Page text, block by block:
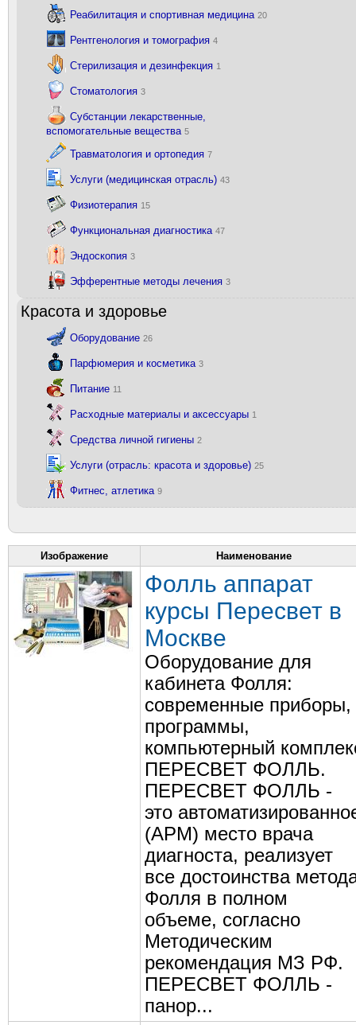
Реабилитация и спортивная медицина 20
Рентгенология и томография 4
Стерилизация и дезинфекция 1
Стоматология 3
Субстанции лекарственные,
вспомогательные вещества 5
Травматология и ортопедия 7
Услуги (медицинская отрасль) 43
Физиотерапия 15
Функциональная диагностика 47
Эндоскопия 3
Эфферентные методы лечения 3
Красота и здоровье
Оборудование 26
Парфюмерия и косметика 3
Питание 11
Расходные материалы и аксессуары 1
Средства личной гигиены 2
Услуги (отрасль: красота и здоровье) 25
Фитнес, атлетика 9
Изображение Наименование
Фолль аппарат
курсы Пересвет в
Москве
Оборудование для
кабинета Фолля:
современные приборы,
программы,
компьютерный
ПЕРЕСВЕТ ФОЛЛЬ.
ПЕРЕСВЕТ ФОЛЛЬ -
это
(АРМ) место врача
диагноста, реализует
все достоинства
Фолля в полном
объеме, согласно
Методическим
рекомендация МЗ РФ.
ПЕРЕСВЕТ ФОЛЛЬ -
панор...